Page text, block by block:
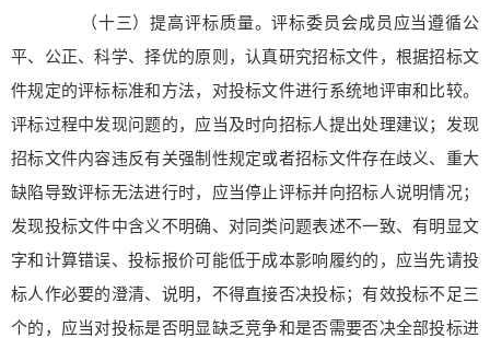
（十三）提高评标质量。评标委员会成员应当遵循公
平、公正、科学、择优的原则，认真研究招标文件，根据招标文
件规定的评标标准和方法，对投标文件进行系统地评审和比较。
评标过程中发现问题的，应当及时向招标人提出处理建议；发现
招标文件内容违反有关强制性规定或者招标文件存在歧义、重大
缺陷导致评标无法进行时，应当停止评标并向招标人说明情况；
发现投标文件中含义不明确、对同类问题表述不一致、有明显文
字和计算错误、投标报价可能低于成本影响履约的，应当先请投
标人作必要的澄清、说明，不得直接否决投标；有效投标不足三
个的，应当对投标是否明显缺乏竞争和是否需要否决全部投标进